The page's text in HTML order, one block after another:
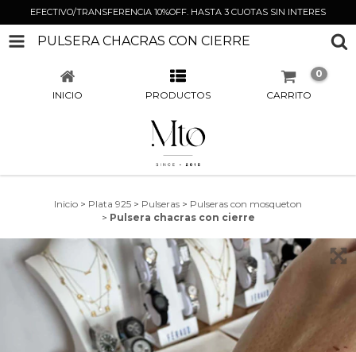
EFECTIVO/TRANSFERENCIA 10%OFF. HASTA 3 CUOTAS SIN INTERES
PULSERA CHACRAS CON CIERRE
INICIO PRODUCTOS CARRITO
0
Inicio > Plata 925 > Pulseras > Pulseras con mosqueton
> Pulsera chacras con cierre